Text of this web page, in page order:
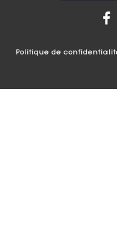
Politique de